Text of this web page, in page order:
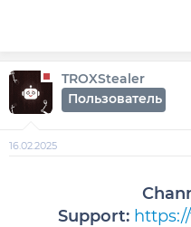
TROXStealer
Пользователь
16.02.2025
Support: